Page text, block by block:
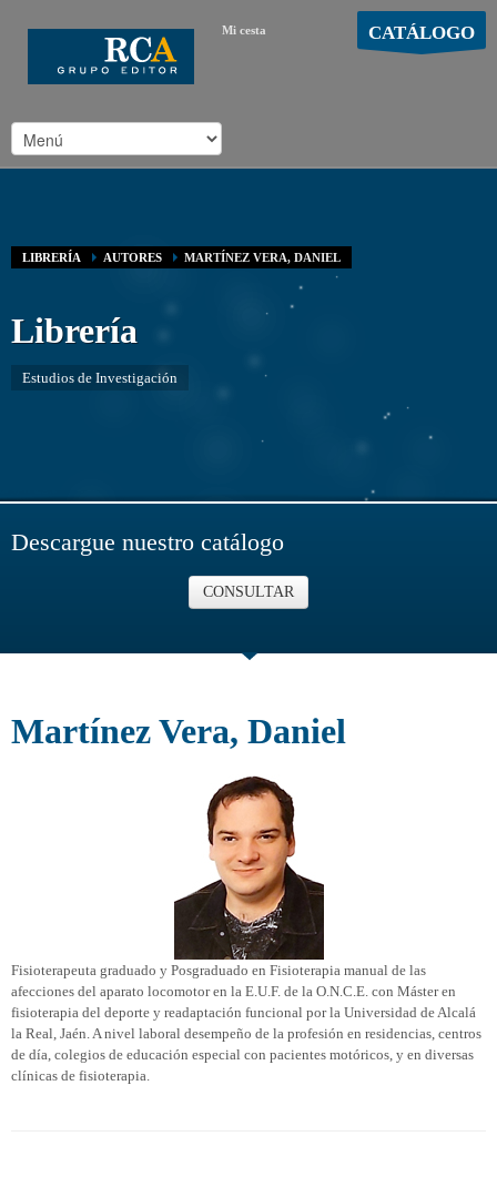
Mi cesta CATÁLOGO
LIBRERÍA AUTORES MARTÍNEZ VERA, DANIEL
Librería
Estudios de Investigación
Descargue nuestro catálogo
CONSULTAR
Martínez Vera, Daniel
Fisioterapeuta graduado y Posgraduado en Fisioterapia manual de las
afecciones del aparato locomotor en la E.U.F. de la O.N.C.E. con Máster en
fisioterapia del deporte y readaptación funcional por la Universidad de Alcalá
la Real, Jaén. A nivel laboral desempeño de la profesión en residencias, centros
de día, colegios de educación especial con pacientes motóricos, y en diversas
clínicas de fisioterapia.